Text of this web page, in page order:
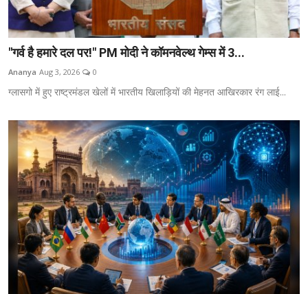
"गर्व है हमारे दल पर!" PM मोदी ने कॉमनवेल्थ गेम्स में 3...
Ananya Aug 3, 2026 0
ग्लासगो में हुए राष्ट्रमंडल खेलों में भारतीय खिलाड़ियों की मेहनत आखिरकार रंग लाई...